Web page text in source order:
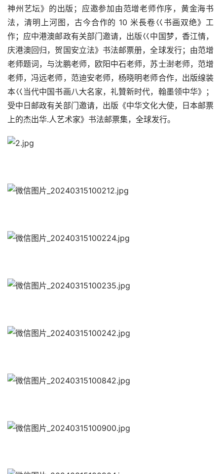
神州艺坛》的出版；应邀参加由范增老师作序，黄金海书
法，清明上河图，古今合作的 10 米長卷巜书画双绝》工
作；应中港澳邮政有关部门邀请，出版巜中国梦，香江情，
庆港澳回归，贺国安立法》书法邮票册，全球发行；由范增
老师题词，与沈鹏老师，欧阳中石老师，苏士澍老师，范增
老师，冯远老师，范迪安老师，杨晓明老师合作，出版缐装
本巜当代中国书画八大名家，礼贊新时代，翰墨领中华》；
受中日邮政有关部门邀请，出版《中华文化大使，日本邮票
上的杰出华.人艺术家》书法邮票集，全球发行。